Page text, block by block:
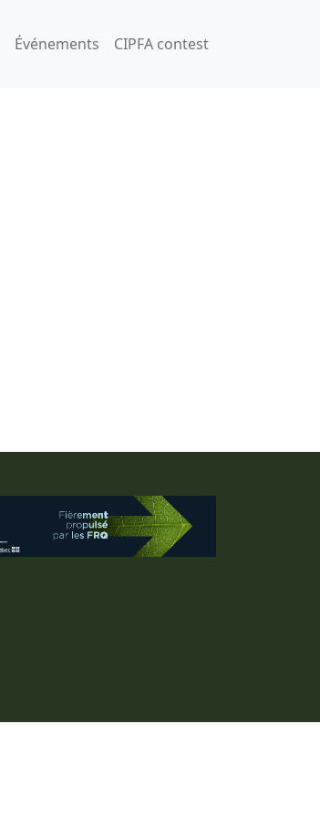
Événements CIPFA contest